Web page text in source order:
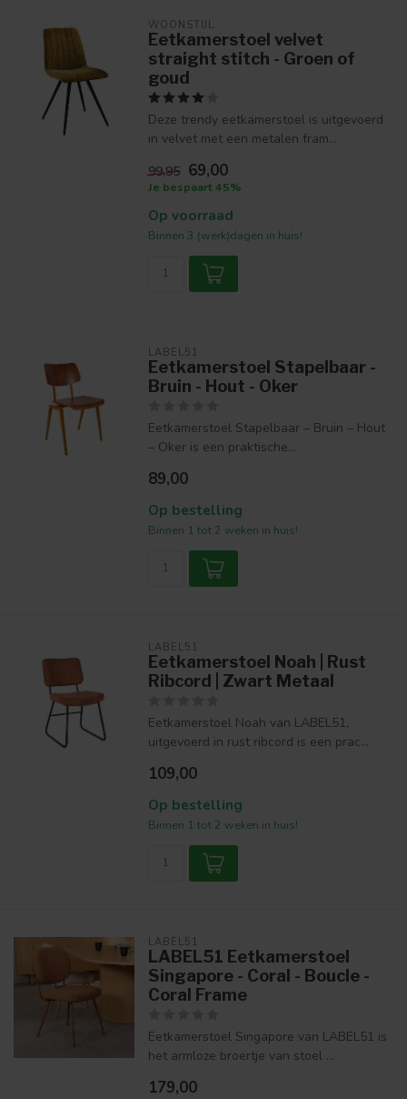
WOONSTIJL
Eetkamerstoel velvet
straight stitch - Groen of
goud
Deze trendy eetkamerstoel is uitgevoerd
in velvet met een metalen fram...
99,95 69,00
Je bespaart 45%
Op voorraad
Binnen 3 (werk)dagen in huis!
LABEL51
Eetkamerstoel Stapelbaar -
Bruin - Hout - Oker
Eetkamerstoel Stapelbaar – Bruin – Hout
– Oker is een praktische...
89,00
Op bestelling
Binnen 1 tot 2 weken in huis!
LABEL51
Eetkamerstoel Noah | Rust
Ribcord | Zwart Metaal
Eetkamerstoel Noah van LABEL51,
uitgevoerd in rust ribcord is een prac...
109,00
Op bestelling
Binnen 1 tot 2 weken in huis!
LABEL51
LABEL51 Eetkamerstoel
Singapore - Coral - Boucle -
Coral Frame
Eetkamerstoel Singapore van LABEL51 is
het armloze broertje van stoel ...
179,00